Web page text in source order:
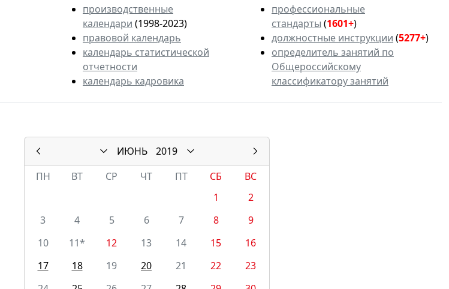
производственные
календари (1998-2023)
правовой календарь
календарь статистической
отчетности
календарь кадровика
профессиональные
стандарты (1601+)
должностные инструкции (5277+)
определитель занятий по
Общероссийскому
классификатору занятий
ИЮНЬ
2019
ПН
ВТ СР ЧТ ПТ СБ
ВС
1
2
3
4 5 6 7 8
9
10
11* 12 13 14 15
16
17
18 19 20 21 22
23